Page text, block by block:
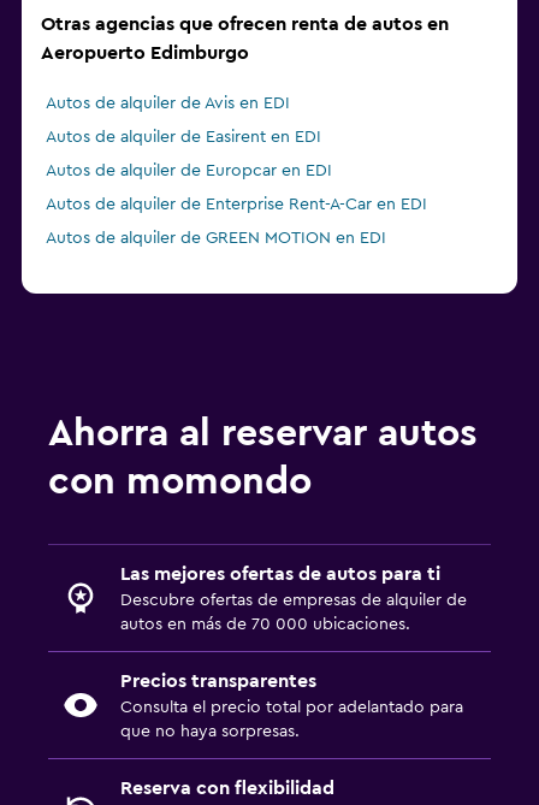
Otras agencias que ofrecen renta de autos en
Aeropuerto Edimburgo
Autos de alquiler de Avis en EDI
Autos de alquiler de Easirent en EDI
Autos de alquiler de Europcar en EDI
Autos de alquiler de Enterprise Rent-A-Car en EDI
Autos de alquiler de GREEN MOTION en EDI
Ahorra al reservar autos
con momondo
Las mejores ofertas de autos para ti
Descubre ofertas de empresas de alquiler de
autos en más de 70 000 ubicaciones.
Precios transparentes
Consulta el precio total por adelantado para
que no haya sorpresas.
Reserva con flexibilidad